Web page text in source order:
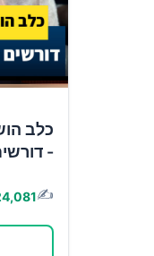
כלב
-
✍️